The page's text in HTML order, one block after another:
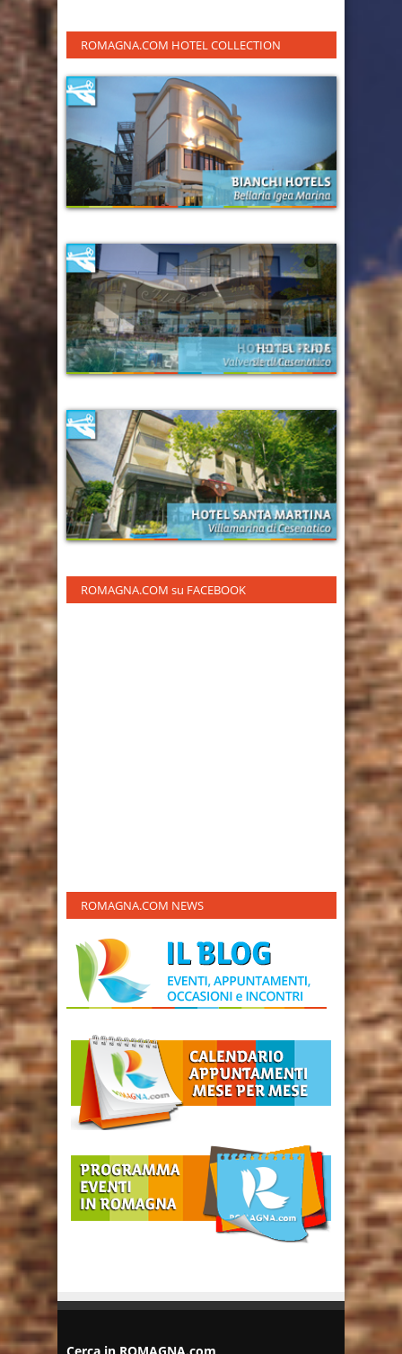
ROMAGNA.COM HOTEL COLLECTION
ROMAGNA.COM su FACEBOOK
ROMAGNA.COM NEWS
Cerca in ROMAGNA.com